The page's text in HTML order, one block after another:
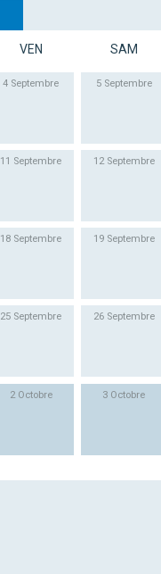
VEN SAM
4 Septembre 5 Septembre
11 Septembre 12 Septembre
18 Septembre 19 Septembre
25 Septembre 26 Septembre
2 Octobre 3 Octobre